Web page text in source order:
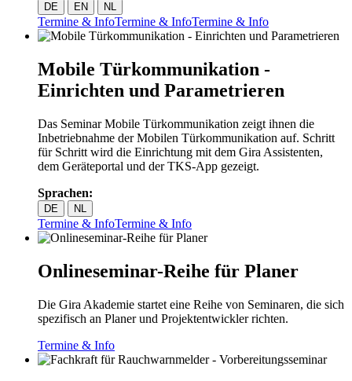
DE EN NL
Termine & InfoTermine & InfoTermine & Info
Mobile Türkommunikation -
Einrichten und Parametrieren
Das Seminar Mobile Türkommunikation zeigt ihnen die
Inbetriebnahme der Mobilen Türkommunikation auf. Schritt
für Schritt wird die Einrichtung mit dem Gira Assistenten,
dem Geräteportal und der TKS-App gezeigt.
Sprachen:
DE NL
Termine & InfoTermine & Info
Onlineseminar-Reihe für Planer
Die Gira Akademie startet eine Reihe von Seminaren, die sich
spezifisch an Planer und Projektentwickler richten.
Termine & Info